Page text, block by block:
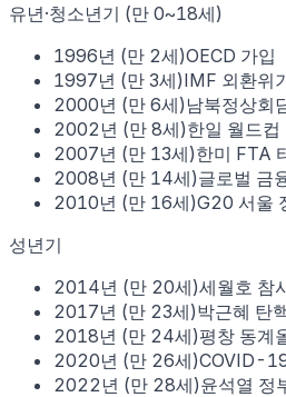
유년·청소년기 (만 0~18세)
1996년 (만 2세)OECD 가입
1997년 (만 3세)IMF 외환위
2000년 (만 6세) 남북정상회
2002 년 (만 8세)한일 월드
2007년 (만 13세)한미 FTA
2008년 (만 14세)글로벌 금
2010년 (만 16세)G20 서울
성년기
2014년 (만 20세)세월호 참
2017년 (만 23세)박근혜 탄
2018년 (만 24세)평창 동계
2020년 (만 26세)COVID-
2022 년 (만 28세)윤석열 정